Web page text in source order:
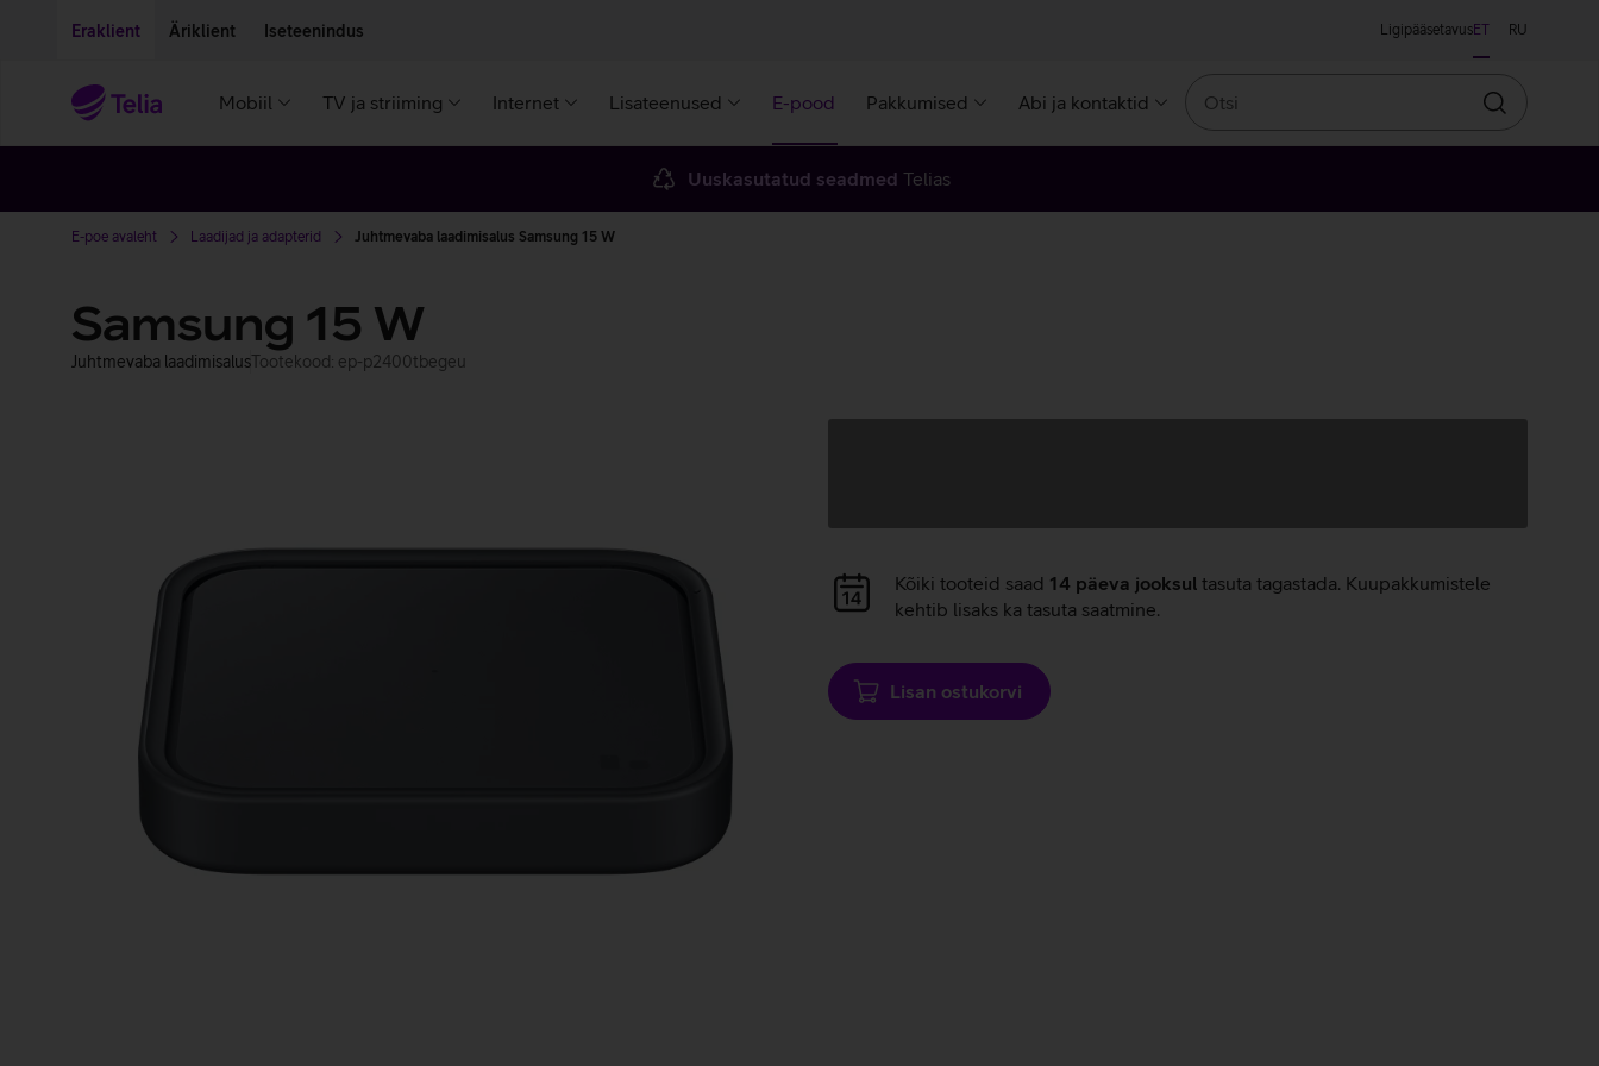
Eraklient Äriklient Iseteenindus LigipääsetavusET RU
Mobiil TV ja striiming Internet Lisateenused E-pood Pakkumised Abi ja kontaktid
Otsin
Uuskasutatud seadmed Telias
E-poe avaleht Laadijad ja adapterid Juhtmevaba laadimisalus Samsung 15 W
Samsung 15 W
Juhtmevaba laadimisalusTootekood: ep-p2400tbegeu
Andmete
laadimine
Kõiki tooteid saad 14 päeva jooksul tasuta tagastada. Kuupakkumistele
kehtib lisaks ka tasuta saatmine.
Lisan ostukorvi